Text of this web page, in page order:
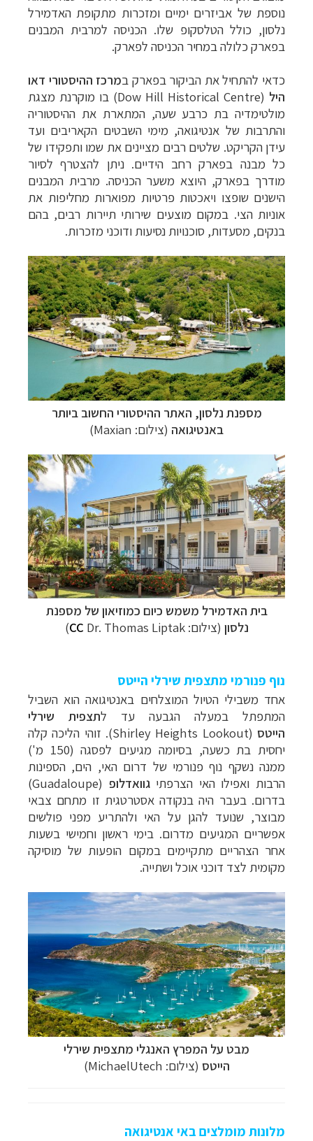
נוספת של אביזרים ימיים ומזכרות מתקופת האדמירל
נלסון, כולל הטלסקופ שלו. הכניסה למרבית המבנים
בפארק כלולה במחיר הכניסה לפארק.
כדאי להתחיל את הביקור בפארק במרכז ההיסטורי דאו
היל (
Dow Hill Historical Centre) בו מוקרנת מצגת
מולטימדיה בת כרבע שעה, המתארת את ההיסטוריה
והתרבות של אנטיגואה, מימי השבטים הקאריבים ועד
עידן הקריקט. שלטים רבים מציינים את שמו ותפקידו של
כל מבנה בפארק רחב הידיים. ניתן להצטרף לסיור
מודרך בפארק, היוצא משער הכניסה. מרבית המבנים
הישנים שופצו ויאכטות פרטיות מפוארות מחליפות את
אוניות הצי. במקום מוצעים שירותי תיירות רבים, בהם
בנקים, מסעדות, סוכנויות נסיעות ודוכני מזכרות.
מספנת נלסון, האתר ההיסטורי החשוב ביותר
באנטיגואה (צילום: Maxian)
בית האדמירל משמש כיום כמוזיאון של מספנת
נלסון (צילום: CC Dr. Thomas Liptak)
נוף פנורמי מתצפית שירלי הייטס
אחד משבילי הטיול המוצלחים באנטיגואה הוא השביל
המתפתל במעלה הגבעה עד לתצפית
שירלי
הייטס (
Shirley Heights Lookout). זוהי הליכה קלה
יחסית בת כשעה, בסיומה מגיעים לפסגה (150 מ')
ממנה נשקף נוף פנורמי של דרום האי, הים, הספינות
הרבות ואפילו האי הצרפתיגוואדלופ (
Guadaloupe
)
בדרום. בעבר היה בנקודה אסטרטגית זו מתחם צבאי
מבוצר, שנועד להגן על האי ולהתריע מפני פולשים
אפשריים המגיעים מדרום. בימי ראשון וחמישי בשעות
אחר הצהריים מתקיימים במקום הופעות של מוסיקה
מקומית לצד דוכני אוכל ושתייה.
מבט על המפרץ האנגלי מתצפית שירלי
הייטס (צילום: MichaelUtech
)
מלונות מומלצים באי אנטיגואה